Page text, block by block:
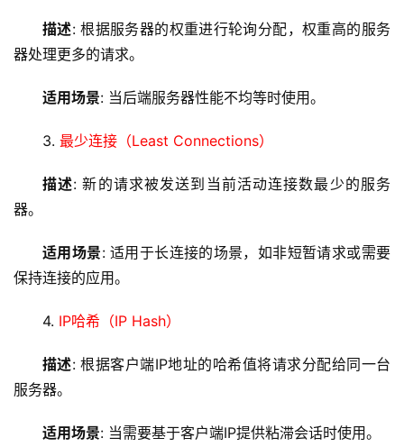
云
描述: 根据服务器的权重进行轮询分配，权重高的服务
器处理更多的请求。
适用场景: 当后端服务器性能不均等时使用。
3. 最少连接（Least Connections）
描述: 新的请求被发送到当前活动连接数最少的服务
器。
适用场景: 适用于长连接的场景，如非短暂请求或需要
保持连接的应用。
4. IP哈希（IP Hash）
描述: 根据客户端IP地址的哈希值将请求分配给同一台
服务器。
适用场景: 当需要基于客户端IP提供粘滞会话时使用。